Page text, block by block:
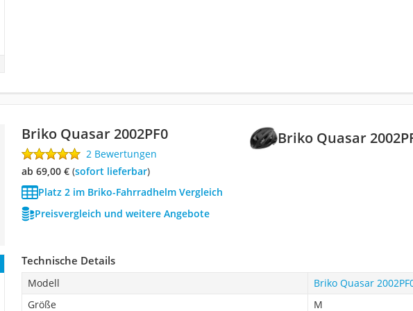
Briko Quasar
Briko Quasar 2002PF0
2 Bewertungen
ab 69,00 €( Sofort lieferbar)
Platz 2 im Briko-Fahrradhelm Vergleich
Preisvergleich und weitere Angebote
Technische Details
Modell
Briko Quasar
Größe
M